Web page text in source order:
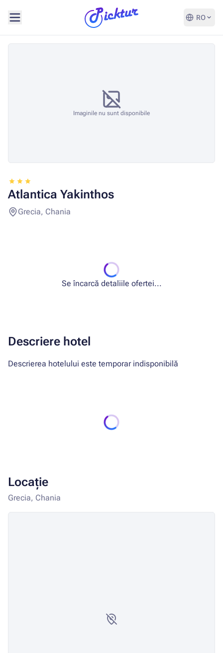
RO
Imaginile nu sunt disponibile
Atlantica Yakinthos
Grecia, Chania
Se încarcă detaliile ofertei...
Descriere hotel
Descrierea hotelului este temporar indisponibilă
Locație
Grecia, Chania